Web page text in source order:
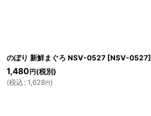
のぼり 新鮮まぐろ NSV-0527 [NSV-0527]
1,480 円 (税別)
(税込 : 1,628円)